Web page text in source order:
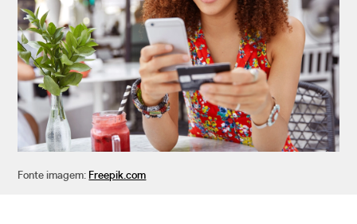
Fonte imagem: Freepik.com